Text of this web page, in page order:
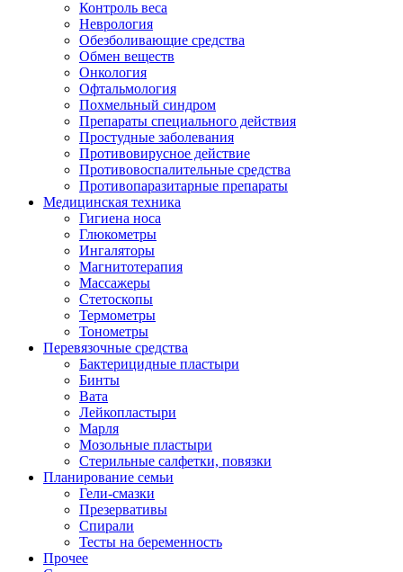
Контроль веса
Неврология
Обезболивающие средства
Обмен веществ
Онкология
Офтальмология
Похмельный синдром
Препараты специального действия
Простудные заболевания
Противовирусное действие
Противовоспалительные средства
Противопаразитарные препараты
Медицинская техника
Гигиена носа
Глюкометры
Ингаляторы
Магнитотерапия
Массажеры
Стетоскопы
Термометры
Тонометры
Перевязочные средства
Бактерицидные пластыри
Бинты
Вата
Лейкопластыри
Марля
Мозольные пластыри
Стерильные салфетки, повязки
Планирование семьи
Гели-смазки
Презервативы
Спирали
Тесты на беременность
Прочее